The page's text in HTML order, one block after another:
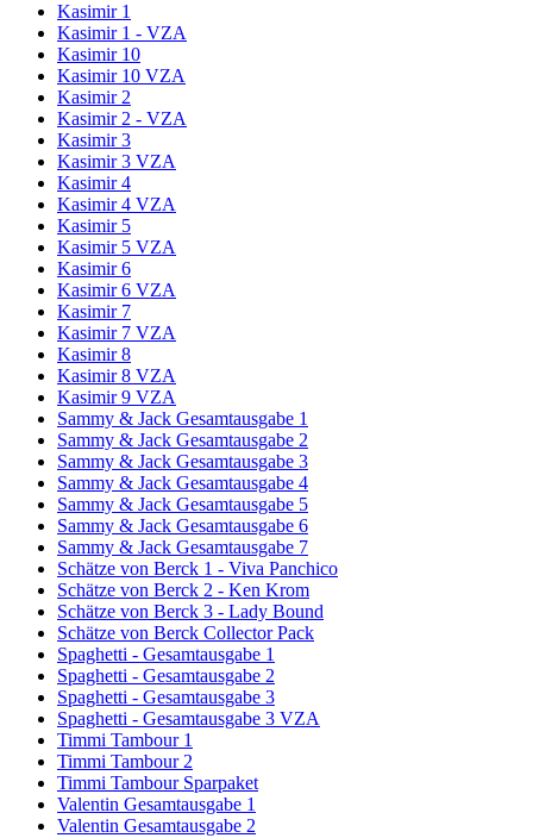
Kasimir 1
Kasimir 1 - VZA
Kasimir 10
Kasimir 10 VZA
Kasimir 2
Kasimir 2 - VZA
Kasimir 3
Kasimir 3 VZA
Kasimir 4
Kasimir 4 VZA
Kasimir 5
Kasimir 5 VZA
Kasimir 6
Kasimir 6 VZA
Kasimir 7
Kasimir 7 VZA
Kasimir 8
Kasimir 8 VZA
Kasimir 9 VZA
Sammy & Jack Gesamtausgabe 1
Sammy & Jack Gesamtausgabe 2
Sammy & Jack Gesamtausgabe 3
Sammy & Jack Gesamtausgabe 4
Sammy & Jack Gesamtausgabe 5
Sammy & Jack Gesamtausgabe 6
Sammy & Jack Gesamtausgabe 7
Schätze von Berck 1 - Viva Panchico
Schätze von Berck 2 - Ken Krom
Schätze von Berck 3 - Lady Bound
Schätze von Berck Collector Pack
Spaghetti - Gesamtausgabe 1
Spaghetti - Gesamtausgabe 2
Spaghetti - Gesamtausgabe 3
Spaghetti - Gesamtausgabe 3 VZA
Timmi Tambour 1
Timmi Tambour 2
Timmi Tambour Sparpaket
Valentin Gesamtausgabe 1
Valentin Gesamtausgabe 2